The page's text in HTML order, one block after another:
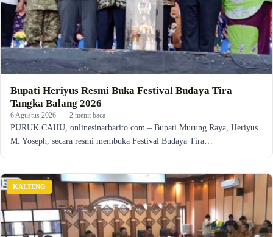
Bupati Heriyus Resmi Buka Festival Budaya Tira
Tangka Balang 2026
6 Agustus 2026 · 2 menit baca
PURUK CAHU, onlinesinarbarito.com – Bupati Murung Raya, Heriyus
M. Yoseph, secara resmi membuka Festival Budaya Tira…
KALTENG